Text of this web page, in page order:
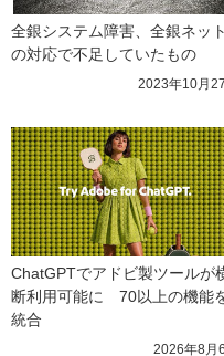
全銀システム障害、全銀ネット
の対応で不足していたもの
2023年10月
ChatGPTでアドビ製ツールが
断利用可能に　70以上の機能
統合
2026年8月